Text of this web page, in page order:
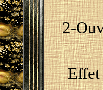
2-
Effet